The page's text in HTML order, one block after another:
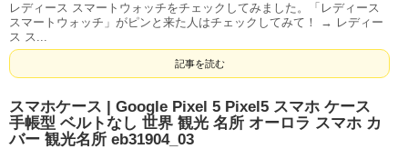
レディース スマートウォッチをチェックしてみました。「レディース
スマートウォッチ」がピンと来た人はチェックしてみて！ → レディー
ス ス...
記事を読む
スマホケース | Google Pixel 5 Pixel5 スマホ ケース
手帳型 ベルトなし 世界 観光 名所 オーロラ スマホ カ
バー 観光名所 eb31904_03